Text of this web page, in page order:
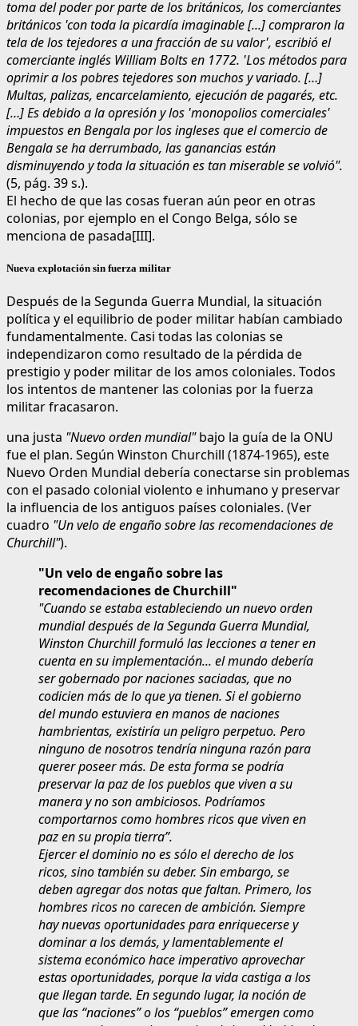
toma del poder por parte de los británicos, los comerciantes
británicos 'con toda la picardía imaginable [...] compraron la
tela de los tejedores a una fracción de su valor', escribió el
comerciante inglés William Bolts en 1772. 'Los métodos para
oprimir a los pobres tejedores son muchos y variado. […]
Multas, palizas, encarcelamiento, ejecución de pagarés, etc.
[…] Es debido a la opresión y los 'monopolios comerciales'
impuestos en Bengala por los ingleses que el comercio de
Bengala se ha derrumbado, las ganancias están
disminuyendo y toda la situación es tan miserable se volvió".
(5, pág. 39 s.).
El hecho de que las cosas fueran aún peor en otras
colonias, por ejemplo en el Congo Belga, sólo se
menciona de pasada[III].
Nueva explotación sin fuerza militar
Después de la Segunda Guerra Mundial, la situación
política y el equilibrio de poder militar habían cambiado
fundamentalmente. Casi todas las colonias se
independizaron como resultado de la pérdida de
prestigio y poder militar de los amos coloniales. Todos
los intentos de mantener las colonias por la fuerza
militar fracasaron.
una justa "Nuevo orden mundial"bajo la guía de la ONU
fue el plan. Según Winston Churchill (1874-1965), este
Nuevo Orden Mundial debería conectarse sin problemas
con el pasado colonial violento e inhumano y preservar
la influencia de los antiguos países coloniales. (Ver
cuadro "Un velo de engaño sobre las recomendaciones de
Churchill").
"Un velo de engaño sobre las
recomendaciones de Churchill"
"Cuando se estaba estableciendo un nuevo orden
mundial después de la Segunda Guerra Mundial,
Winston Churchill formuló las lecciones a tener en
cuenta en su implementación... el mundo debería
ser gobernado por naciones saciadas, que no
codicien más de lo que ya tienen. Si el gobierno
del mundo estuviera en manos de naciones
hambrientas, existiría un peligro perpetuo. Pero
ninguno de nosotros tendría ninguna razón para
querer poseer más. De esta forma se podría
preservar la paz de los pueblos que viven a su
manera y no son ambiciosos. Podríamos
comportarnos como hombres ricos que viven en
paz en su propia tierra”.
Ejercer el dominio no es sólo el derecho de los
ricos, sino también su deber. Sin embargo, se
deben agregar dos notas que faltan. Primero, los
hombres ricos no carecen de ambición. Siempre
hay nuevas oportunidades para enriquecerse y
dominar a los demás, y lamentablemente el
sistema económico hace imperativo aprovechar
estas oportunidades, porque la vida castiga a los
que llegan tarde. En segundo lugar, la noción de
que las “naciones” o los “pueblos” emergen como